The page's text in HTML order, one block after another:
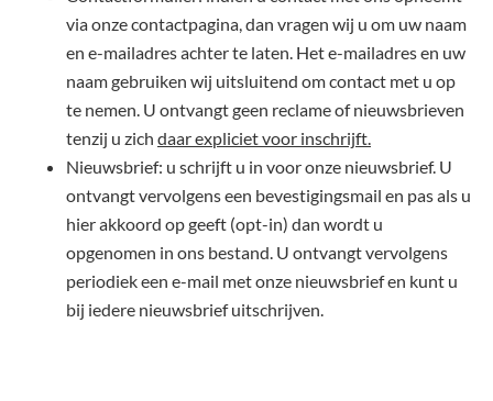
via onze contactpagina, dan vragen wij u om uw naam
en e-mailadres achter te laten. Het e-mailadres en uw
naam gebruiken wij uitsluitend om contact met u op
te nemen. U ontvangt geen reclame of nieuwsbrieven
tenzij u zich daar expliciet voor inschrijft.
Nieuwsbrief: u schrijft u in voor onze nieuwsbrief. U
ontvangt vervolgens een bevestigingsmail en pas als u
hier akkoord op geeft (opt-in) dan wordt u
opgenomen in ons bestand. U ontvangt vervolgens
periodiek een e-mail met onze nieuwsbrief en kunt u
bij iedere nieuwsbrief uitschrijven.